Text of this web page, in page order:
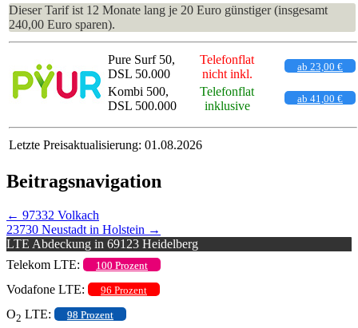
Dieser Tarif ist 12 Monate lang je 20 Euro günstiger (insgesamt
240,00 Euro sparen).
Pure Surf 50,
DSL 50.000
Telefonflat
nicht inkl.
ab 23,00 €
Kombi 500,
DSL 500.000
Telefonflat
inklusive
ab 41,00 €
Letzte Preisaktualisierung: 01.08.2026
Beitragsnavigation
← 97332 Volkach
23730 Neustadt in Holstein →
LTE Abdeckung in 69123 Heidelberg
Telekom LTE:
100 Prozent
Vodafone LTE: 96 Prozent
O2 LTE: 98 Prozent